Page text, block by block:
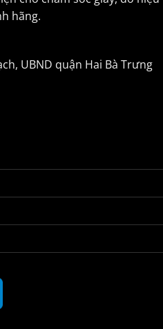
hãng.
UBND quận Hai Bà Trưng